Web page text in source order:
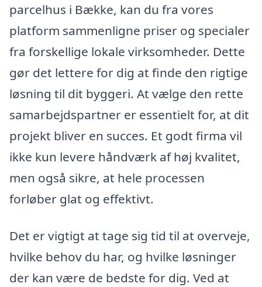
parcelhus i Bække, kan du fra vores
platform sammenligne priser og specialer
fra forskellige lokale virksomheder. Dette
gør det lettere for dig at finde den rigtige
løsning til dit byggeri. At vælge den rette
samarbejdspartner er essentielt for, at dit
projekt bliver en succes. Et godt firma vil
ikke kun levere håndværk af høj kvalitet,
men også sikre, at hele processen
forløber glat og effektivt.
Det er vigtigt at tage sig tid til at overveje,
hvilke behov du har, og hvilke løsninger
der kan være de bedste for dig. Ved at